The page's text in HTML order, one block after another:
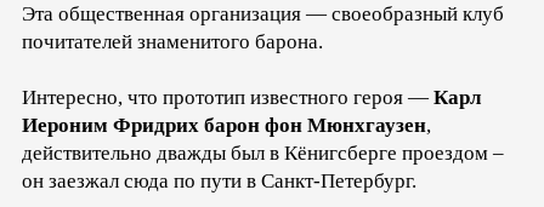
Эта общественная организация — своеобразный клуб
почитателей знаменитого барона.
Интересно, что прототип известного героя — Карл
Иероним Фридрих барон фон Мюнхгаузен,
действительно дважды был в Кёнигсберге проездом –
он заезжал сюда по пути в Санкт-Петербург.